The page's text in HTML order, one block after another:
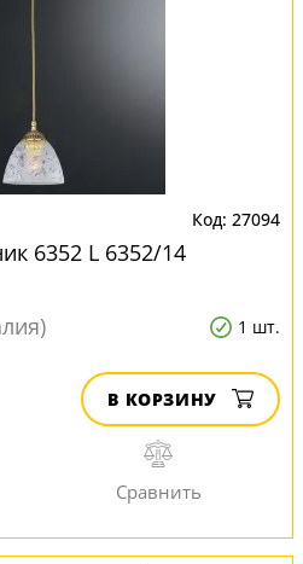
27094
6352 L 6352/14
1 шт.
В КОРЗИНУ